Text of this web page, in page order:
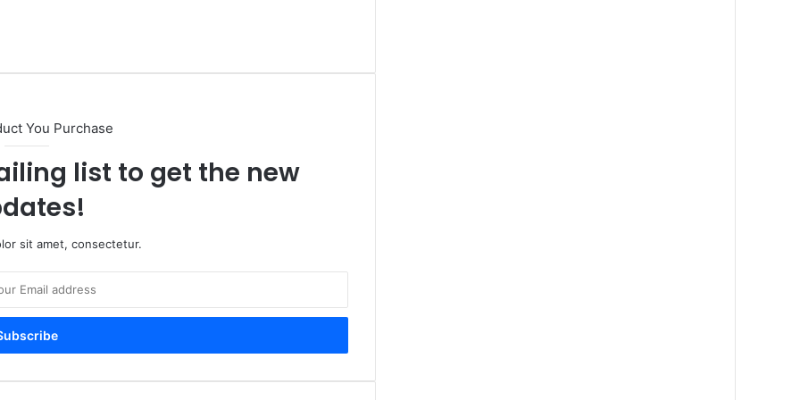
You Purchase
list to get the new
sit amet, consectetur.